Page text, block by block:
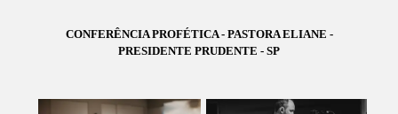
CONFERÊNCIA PROFÉTICA - PASTORA ELIANE -
PRESIDENTE PRUDENTE - SP